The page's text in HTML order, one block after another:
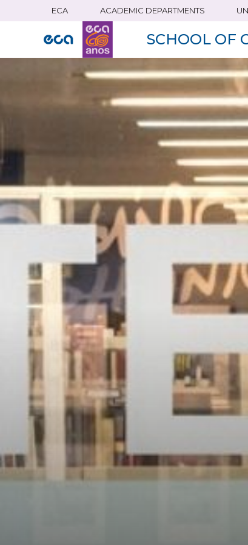
content
ECA ACADEMIC DEPARTMENTS
SCHOOL OF